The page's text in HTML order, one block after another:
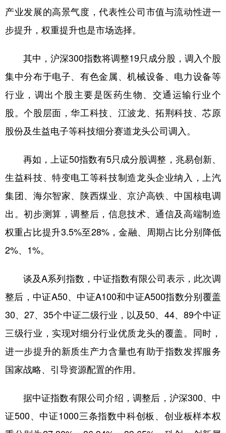
四川 贵州
多语种频道
English Español Français
Deutsch Português
产业发展的高景气度，代表性公司市值与流动性进一
步提升，权重提升也是市场选择。
其中，沪深300指数将调整19只成分股，调入个股
集中分布于电子、有色金属、机械设备、电力设备等
行业，调出个股主要是医药生物、交通运输行业个
股。个股层面，华工科技、江波龙、拓荆科技、芯原
股份及生益电子等科技细分赛道龙头公司调入。
再如，上证50指数有5只成分股调整，兆易创新、
生益科技、特变电工等科技制造龙头企业纳入，上汽
集团、海尔智家、陕西煤业、京沪高铁、中国核电调
出。初步测算，调整后，信息技术、通信及高端制造
权重占比提升3.5%至28%，金融、周期占比分别降低
2%、1%。
谈及A系列指数，中证指数有限公司表示，此次调
整后，中证A50、中证A100和中证A500指数分别覆盖
30、27、35个中证二级行业，以及50、44、89个中证
三级行业，实现对细分行业优质龙头的覆盖。同时，
进一步提升的新质生产力含量也有助于指数发挥服务
国家战略、引导资源配置的作用。
据中证指数有限公司介绍，调整后，沪深300、中
证500、中证1000三条指数中科创板、创业板样本权